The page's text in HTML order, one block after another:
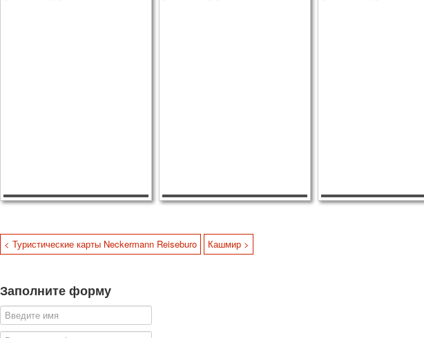
< Туристические карты Neckermann Reiseburo Кашмир >
Заполните форму